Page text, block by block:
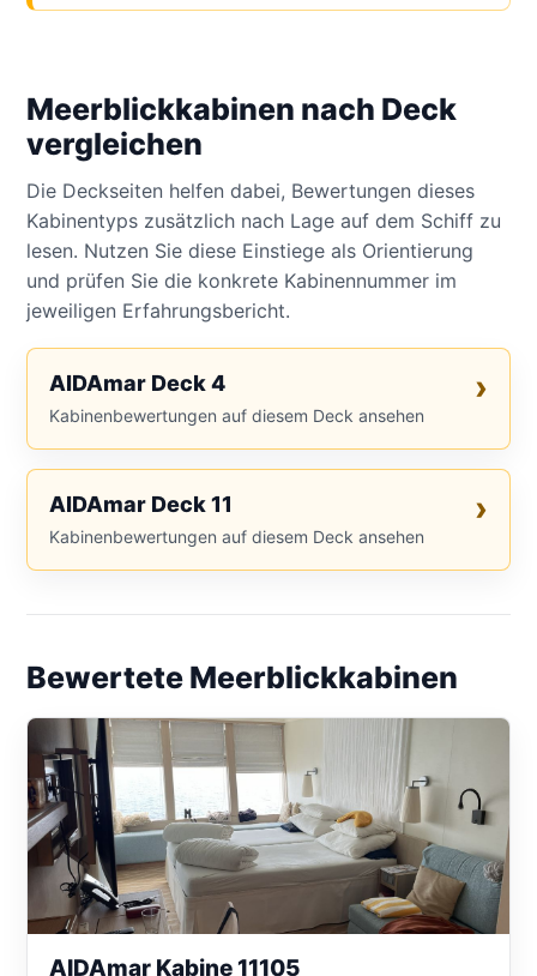
Meerblickkabinen nach Deck
vergleichen
Die Deckseiten helfen dabei, Bewertungen dieses
Kabinentyps zusätzlich nach Lage auf dem Schiff zu
lesen. Nutzen Sie diese Einstiege als Orientierung
und prüfen Sie die konkrete Kabinennummer im
jeweiligen Erfahrungsbericht.
AIDAmar Deck 4
Kabinenbewertungen auf diesem Deck ansehen
AIDAmar Deck 11
Kabinenbewertungen auf diesem Deck ansehen
Bewertete Meerblickkabinen
AIDAmar Kabine 11105